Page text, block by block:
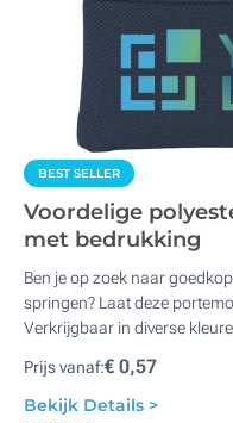
BEST SELLER
Voordelige
met bedrukking
Ben je op zoek naar
springen? Laat deze
Verkrijgbaar in diverse
Prijs vanaf:€ 0,57
Bekijk Details >